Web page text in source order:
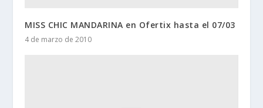
MISS CHIC MANDARINA en Ofertix hasta el 07/03
4 de marzo de 2010